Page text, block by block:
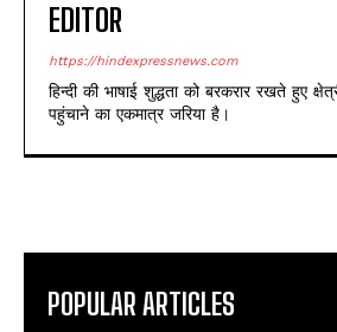
EDITOR
https://hindexpressnews.com
हिन्दी की भाषाई शुद्धता को बरकरार रखते हुए
पहुंचाने का एकमात्र जरिया है।
POPULAR ARTICLES